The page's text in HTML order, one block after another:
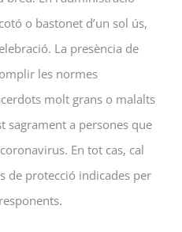
o bastonet d’un sol ús,
La presència de
les normes
molt grans o malalts
sagrament a persones que
En tot cas, cal
de protecció indicades per